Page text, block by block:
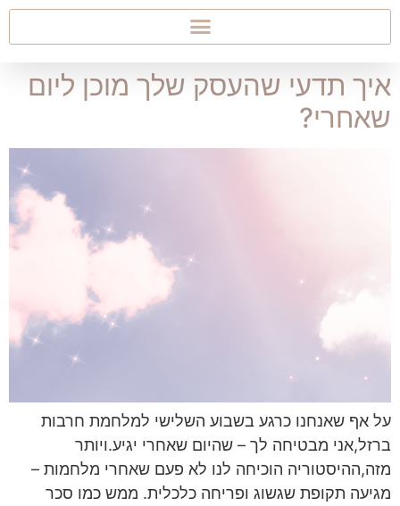
איך תדעי שהעסק שלך מוכן ליום
שאחרי?
על אף שאנחנו כרגע בשבוע השלישי למלחמת חרבות
ברזל,אני מבטיחה לך – שהיום שאחרי יגיע.ויותר
מזה,ההיסטוריה הוכיחה לנו לא פעם שאחרי מלחמות –
מגיעה תקופת שגשוג ופריחה כלכלית. ממש כמו סכר